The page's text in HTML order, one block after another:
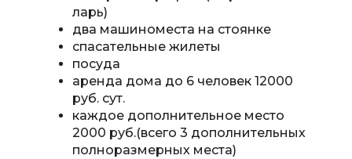
ларь)
два машиноместа на стоянке
спасательные жилеты
посуда
аренда дома до 6 человек 12000
руб. сут.
каждое дополнительное место
2000 руб.(всего 3 дополнительных
полноразмерных места)